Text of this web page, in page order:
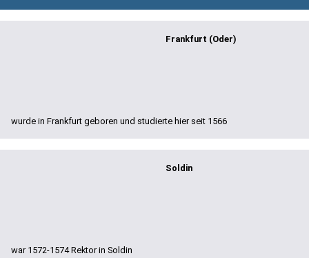
Frankfurt (Oder)
wurde in Frankfurt geboren und studierte hier seit 1566
Soldin
war 1572-1574 Rektor in Soldin